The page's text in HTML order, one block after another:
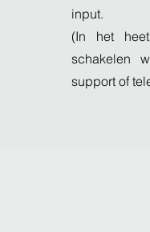
input.
(In het
schakelen
support of